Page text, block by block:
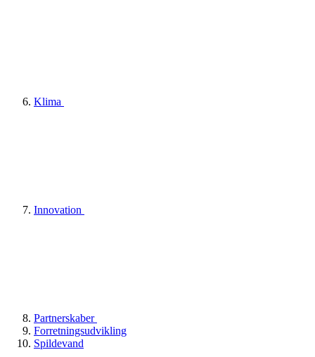
Klima
Innovation
Partnerskaber
Forretningsudvikling
Spildevand